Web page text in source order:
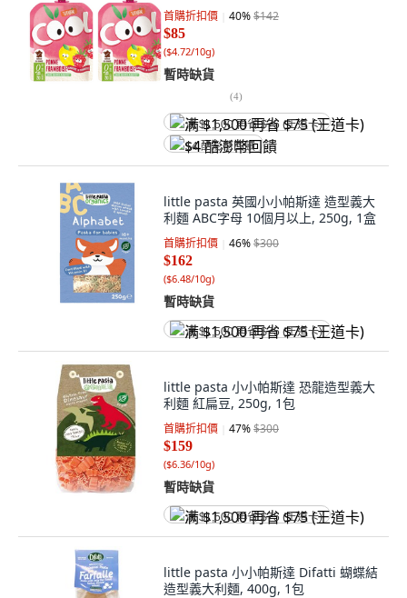
首購折扣價 40%$142
$85
($4.72/10g)
暫時缺貨
(4)
满 $1,500 再省 $75 (王道卡)
$4 酷澎幣回饋
little pasta 英國小小帕斯達 造型義大
利麵 ABC字母 10個月以上, 250g, 1盒
首購折扣價 46%$300
$162
($6.48/10g)
暫時缺貨
满 $1,500 再省 $75 (王道卡)
little pasta 小小帕斯達 恐龍造型義大
利麵 紅扁豆, 250g, 1包
首購折扣價 47%$300
$159
($6.36/10g)
暫時缺貨
满 $1,500 再省 $75 (王道卡)
little pasta 小小帕斯達 Difatti 蝴蝶結
造型義大利麵, 400g, 1包